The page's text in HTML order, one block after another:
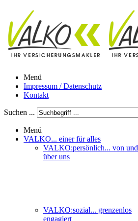
Menü
Impressum / Datenschutz
Kontakt
Suchen ...
Menü
VALKO... einer für alles
VALKO:persönlich... von und
über uns
VALKO:sozial... grenzenlos
engagiert